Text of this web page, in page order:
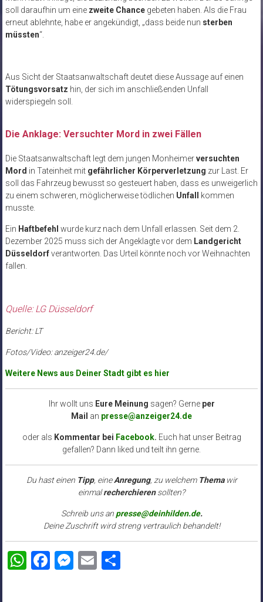
soll daraufhin um eine zweite Chancegebeten haben. Als die Frau
erneut ablehnte, habe er angekündigt, „dass beide nun sterben
müssten“.
Aus Sicht der Staatsanwaltschaft deutet diese Aussage auf einen
Tötungsvorsatz hin, der sich im anschließenden Unfall
widerspiegeln soll.
Die Anklage: Versuchter Mord in zwei Fällen
Die Staatsanwaltschaft legt dem jungen Monheimerversuchten
Mord in Tateinheit mit gefährlicher Körperverletzung zur Last. Er
soll das Fahrzeug bewusst so gesteuert haben, dass es unweigerlich
zu einem schweren, möglicherweise tödlichen Unfall
kommen
musste.
Ein Haftbefehl wurde kurz nach dem Unfall erlassen. Seit dem 2.
Dezember 2025 muss sich der Angeklagte vor dem Landgericht
Düsseldorfverantworten. Das Urteil könnte noch vor Weihnachten
fallen.
Quelle: LG Düsseldorf
Bericht: LT
Fotos/Video: anzeiger24.de/
Weitere News aus Deiner Stadt gibt es hier
Ihr wollt uns Eure Meinung sagen? Gerneper
Mail an presse@anzeiger24.de
oder als Kommentar bei Facebook. Euch hat unser Beitrag
gefallen? Dann liked und teilt ihn gerne.
Du hast einen Tipp, eineAnregung, zu welchem Themawir
einmalrecherchierensollten?
Schreib uns anpresse@deinhilden.de.
Deine Zuschrift wird streng vertraulich behandelt!
WhatsApp
Facebook
Messenger
EmailTeilen